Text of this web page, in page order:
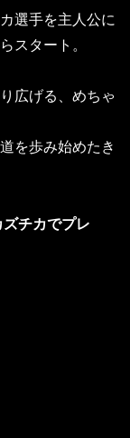
選手を主人公に
スタート。
広げる、めちゃ
を歩み始めたき
チカでプレ